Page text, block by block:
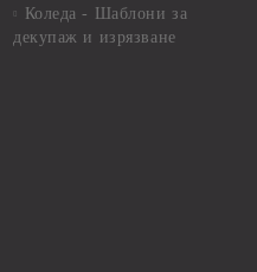
Коледа - Шаблони за
декупаж и изрязване